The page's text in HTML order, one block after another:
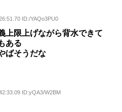
ID:/YAQo3PU0
上限上げながら背水できて
ある
ばそうだな
ID:yQA3/W2BM